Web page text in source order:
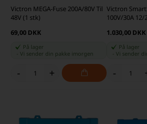
Victron MEGA-Fuse 200A/80V Til
48V (1 stk)
69,00 DKK
På lager
-Vi sender din pakke imorgen
- +
Victron
100V/30A
1.030,00 DKK
På lager
Vi sender
-